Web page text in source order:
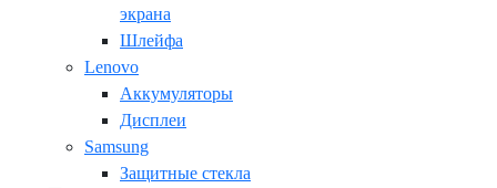
экрана
Шлейфа
Lenovo
Аккумуляторы
Дисплеи
Samsung
Защитные стекла